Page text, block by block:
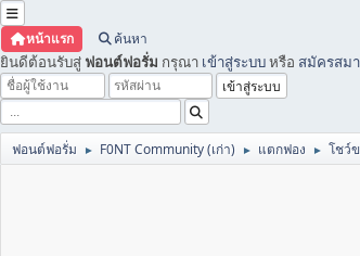
หน้าแรก ค้นหา
ยินดีต้อนรับสู่ ฟอนต์ฟอรั่ม กรุณา เข้าสู่ระบบหรือ สมัครสม
ฟอนต์ฟอรั่ม ► F0NT Community (เก่า) ► แตกฟอง ► โชว์